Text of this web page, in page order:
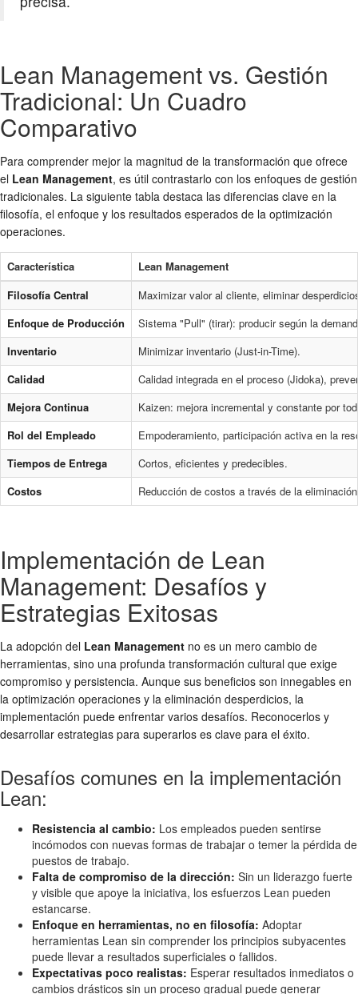
Lean Management vs. Gestión
Tradicional: Un Cuadro
Comparativo
Para comprender mejor la magnitud de la transformación que ofrece
el Lean Management, es útil contrastarlo con los enfoques de gestión
tradicionales. La siguiente tabla destaca las diferencias clave en la
filosofía, el enfoque y los resultados esperados de la optimización
operaciones.
Característica
Lean Management
Filosofía Central
Maximizar valor al cliente, eliminar
Enfoque de Producción
Sistema "Pull" (tirar): producir según la
Inventario
Minimizar inventario (Just-in-Time).
Calidad
Calidad integrada en el proceso (Jidoka),
Mejora Continua
Kaizen: mejora incremental y constante por
Rol del Empleado
Empoderamiento, participación activa en la
Tiempos de Entrega
Cortos, eficientes y predecibles.
Costos
Reducción de costos a través de la
Implementación de Lean
Management: Desafíos y
Estrategias Exitosas
La adopción del Lean Management no es un mero cambio de
herramientas, sino una profunda transformación cultural que exige
compromiso y persistencia. Aunque sus beneficios son innegables en
la optimización operaciones y la eliminación desperdicios, la
implementación puede enfrentar varios desafíos. Reconocerlos y
desarrollar estrategias para superarlos es clave para el éxito.
Desafíos comunes en la implementación
Lean:
Resistencia al cambio: Los empleados pueden sentirse
incómodos con nuevas formas de trabajar o temer la pérdida de
puestos de trabajo.
Falta de compromiso de la dirección: Sin un liderazgo fuerte
y visible que apoye la iniciativa, los esfuerzos Lean pueden
estancarse.
Enfoque en herramientas, no en filosofía: Adoptar
herramientas Lean sin comprender los principios subyacentes
puede llevar a resultados superficiales o fallidos.
Expectativas poco realistas: Esperar resultados inmediatos o
cambios drásticos sin un proceso gradual puede generar